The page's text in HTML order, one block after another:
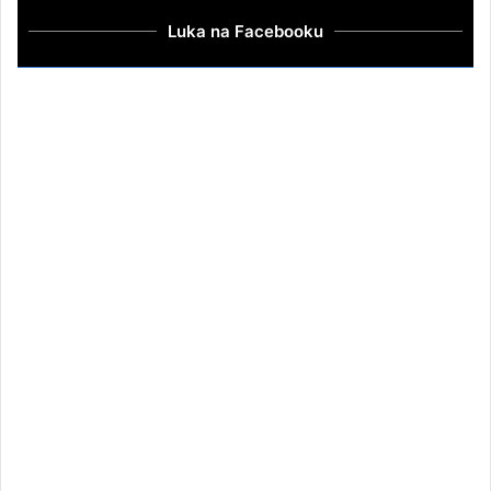
Luka na Facebooku